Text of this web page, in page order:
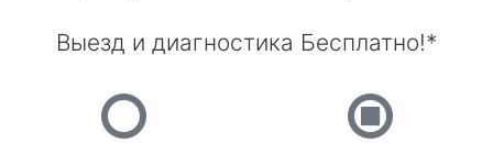
Выезд и диагностика Бесплатно!*